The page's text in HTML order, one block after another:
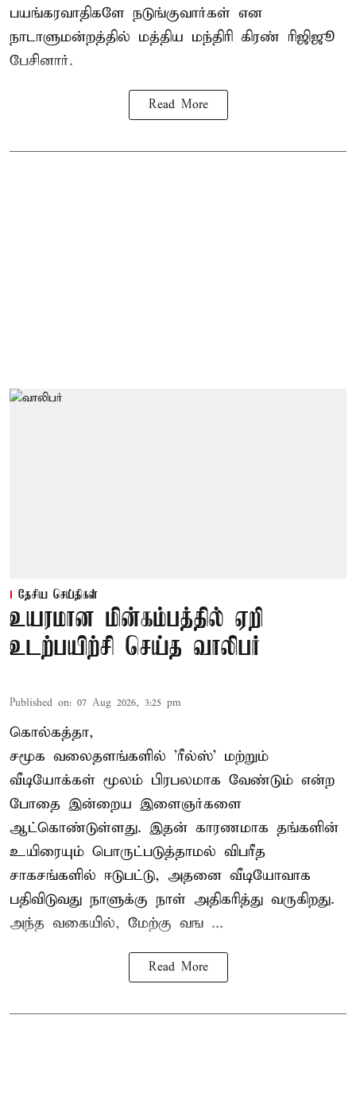
பயங்கரவாதிகளே நடுங்குவார்கள் என
நாடாளுமன்றத்தில் மத்திய மந்திரி கிரண் ரிஜிஜூ
பேசினார்.
Read More
தேசிய செய்திகள்
உயரமான மின்கம்பத்தில் ஏறி
உடற்பயிற்சி செய்த வாலிபர்
Published on: 07 Aug 2026, 3:25 pm
கொல்கத்தா,
சமூக வலைதளங்களில் 'ரீல்ஸ்' மற்றும்
வீடியோக்கள் மூலம் பிரபலமாக வேண்டும் என்ற
போதை இன்றைய இளைஞர்களை
ஆட்கொண்டுள்ளது. இதன் காரணமாக தங்களின்
உயிரையும் பொருட்படுத்தாமல் விபரீத
சாகசங்களில் ஈடுபட்டு, அதனை வீடியோவாக
பதிவிடுவது நாளுக்கு நாள் அதிகரித்து வருகிறது.
அந்த வகையில், மேற்கு வங ...
Read More